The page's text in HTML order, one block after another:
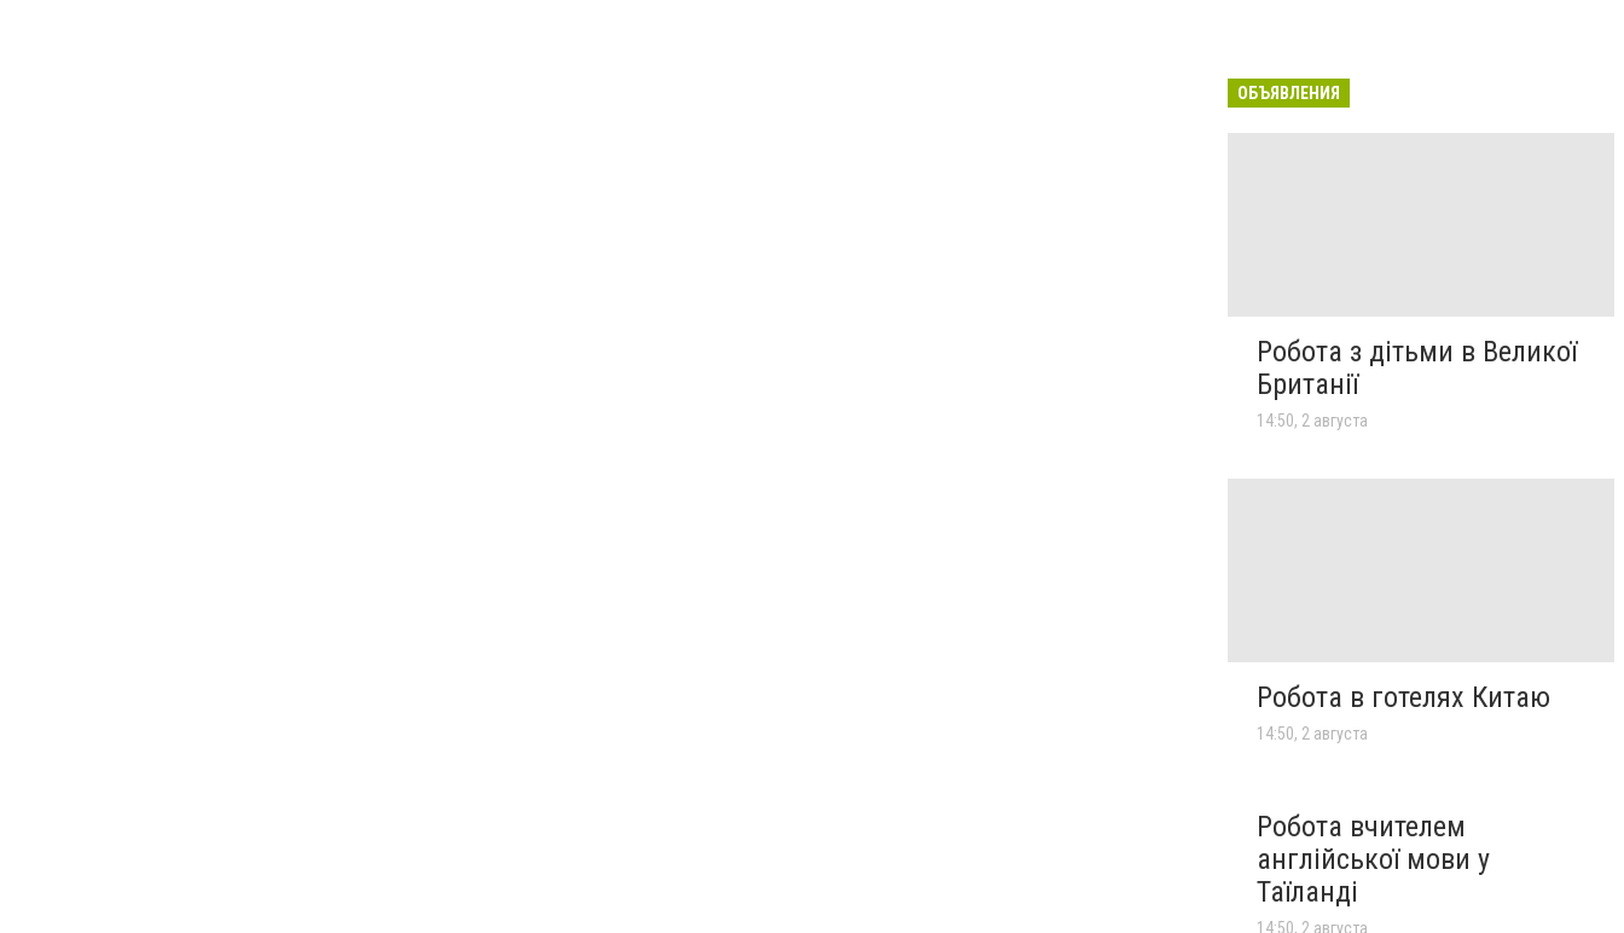
ОБЪЯВЛЕНИЯ
Робота з дітьми в Великої
Британії
14:50, 2 августа
Робота в готелях Китаю
14:50, 2 августа
Робота вчителем
англійської мови у
Таїланді
14:50, 2 августа